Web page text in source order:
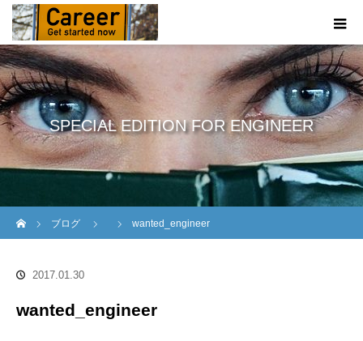
SPECIAL EDITION FOR ENGINEER
ブログ
wanted_engineer
2017.01.30
wanted_engineer